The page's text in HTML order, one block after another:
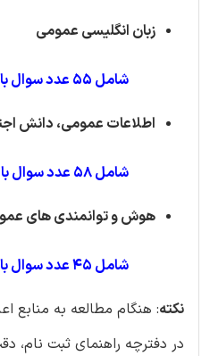
زبان انگلیسی عمومی
شامل 55 عدد سوال با پاسخنامه تشریحی
اطلاعات عمومی، دانش
شامل 58 عدد سوال با پاسخنامه تشریحی
هوش و توانمندی های
شامل 45 عدد سوال با پاسخنامه تشریحی
نکته: هنگام مطالعه به منابع
در دفترچه راهنمای ثبت نام،